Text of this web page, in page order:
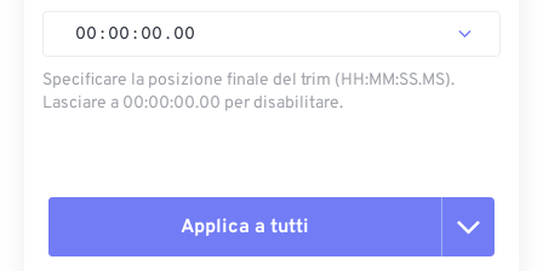
00 : 00 : 00 . 00
Specificare la posizione finale del trim (HH:MM:SS.MS).
Lasciare a 00:00:00.00 per disabilitare.
Applica a tutti